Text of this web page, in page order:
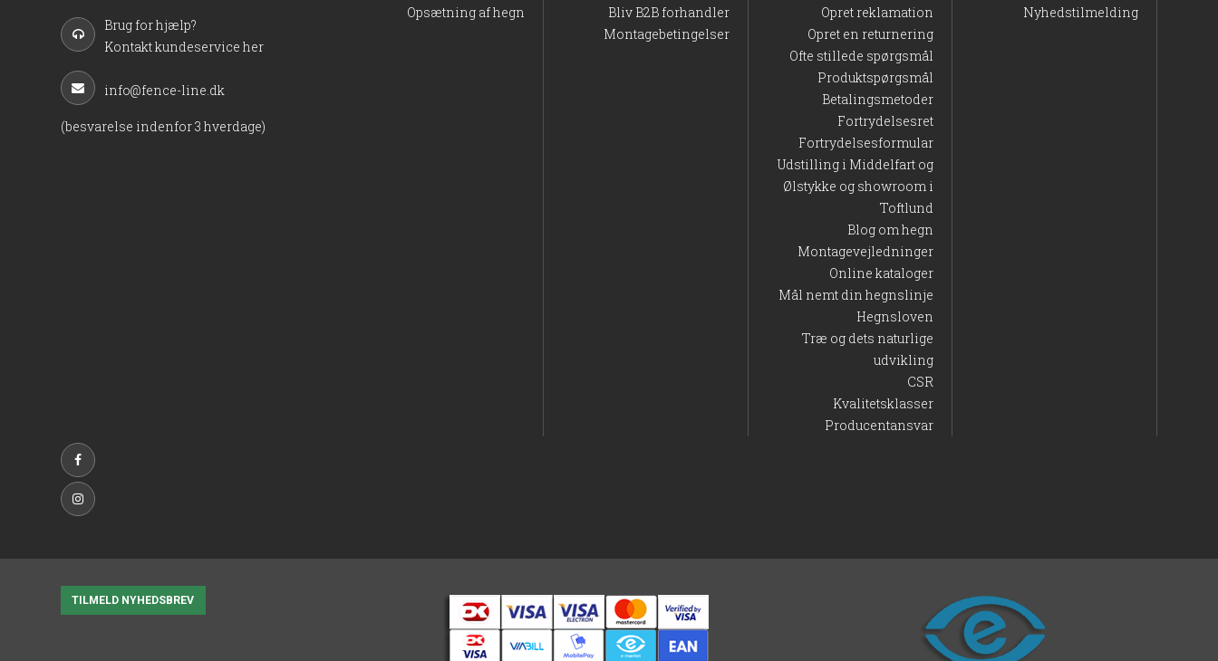
Brug for hjælp?
Kontakt kundeservice her
info@fence-line.dk
(besvarelse indenfor 3 hverdage)
Opsætning af hegn
Bliv B2B forhandler
Montagebetingelser
Opret reklamation
Opret en returnering
Ofte stillede spørgsmål
Produktspørgsmål
Betalingsmetoder
Fortrydelsesret
Fortrydelsesformular
Udstilling i Middelfart og
Ølstykke og showroom i
Toftlund
Blog om hegn
Montagevejledninger
Online kataloger
Mål nemt din hegnslinje
Hegnsloven
Træ og dets naturlige
udvikling
CSR
Kvalitetsklasser
Producentansvar
Nyhedstilmelding
TILMELD NYHEDSBREV